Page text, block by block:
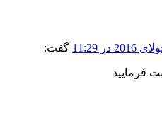
گفت:
فرمایید